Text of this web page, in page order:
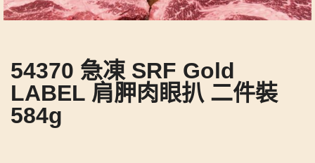
54370 急凍 SRF Gold
LABEL 肩胛肉眼扒 二件裝
584g